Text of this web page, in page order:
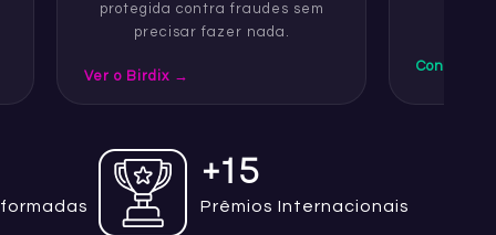
protegida contra fraudes sem
precisar fazer nada.
Ver o Birdix →
Conhecer
+15
Prêmios Internacionais